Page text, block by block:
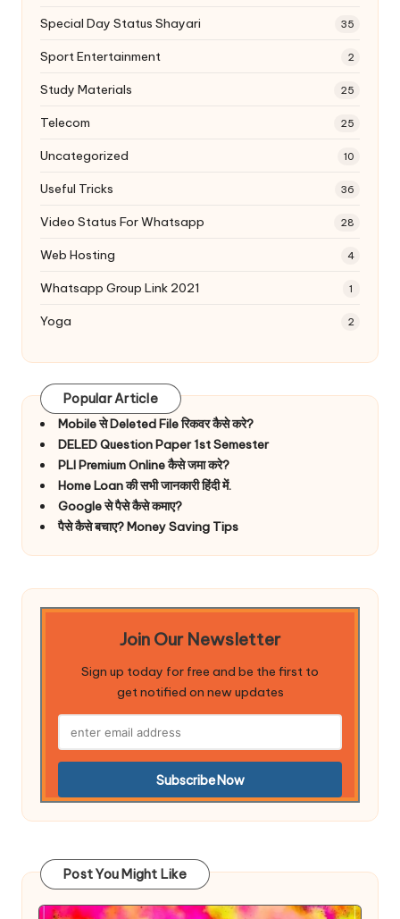
Special Day Status Shayari 35
Sport Entertainment 2
Study Materials 25
Telecom 25
Uncategorized 10
Useful Tricks 36
Video Status For Whatsapp 28
Web Hosting 4
Whatsapp Group Link 2021 1
Yoga 2
Popular Article
Mobile से Deleted File रिकवर कैसे करे?
DELED Question Paper 1st Semester
PLI Premium Online कैसे जमा करे?
Home Loan की सभी जानकारी हिंदी में.
Google से पैसे कैसे कमाए?
पैसे कैसे बचाए? Money Saving Tips
Join Our Newsletter
Sign up today for free and be the first to
get notified on new updates
Post You Might Like